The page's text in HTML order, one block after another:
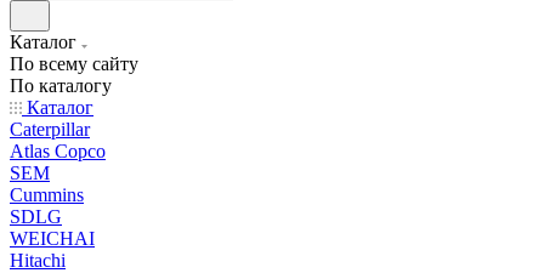
Каталог
По всему сайту
По каталогу
Каталог
Caterpillar
Atlas Copco
SEM
Cummins
SDLG
WEICHAI
Hitachi